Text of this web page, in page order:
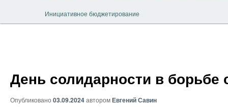
Инициативное бюджетирование
День солидарности в борьбе
Опубликовано 03.09.2024авторомЕвгений Савин